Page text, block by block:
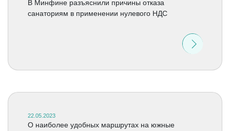
В Минфине разъяснили причины отказа
санаториям в применении нулевого НДС
22.05.2023
О наиболее удобных маршрутах на южные